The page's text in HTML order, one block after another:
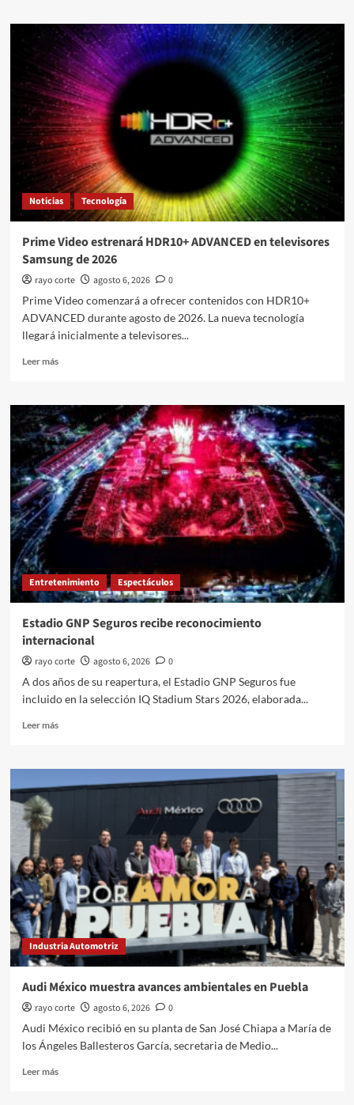
GWM
hace
oficial
el
lanzamiento
del
ORA
5
en
México
Noticias Tecnología
Prime Video estrenará HDR10+ ADVANCED en televisores
Samsung de 2026
rayo corte agosto 6, 2026
0
Prime Video comenzará a ofrecer contenidos con HDR10+
ADVANCED durante agosto de 2026. La nueva tecnología
llegará inicialmente a televisores...
Leer másLeer
Prime
Video
estrenará
HDR10+
ADVANCED
en
televisores
Samsung
de
Entretenimiento Espectáculos
Estadio GNP Seguros recibe reconocimiento
internacional
rayo corte agosto 6, 2026
0
A dos años de su reapertura, el Estadio GNP Seguros fue
incluido en la selección IQ Stadium Stars 2026, elaborada...
Leer másLeer
Estadio
GNP
reconocimiento
internacional
Industria Automotriz
Audi México muestra avances ambientales en Puebla
rayo corte agosto 6, 2026
0
Audi México recibió en su planta de San José Chiapa a María de
los Ángeles Ballesteros García, secretaria de Medio...
Leer másLeer